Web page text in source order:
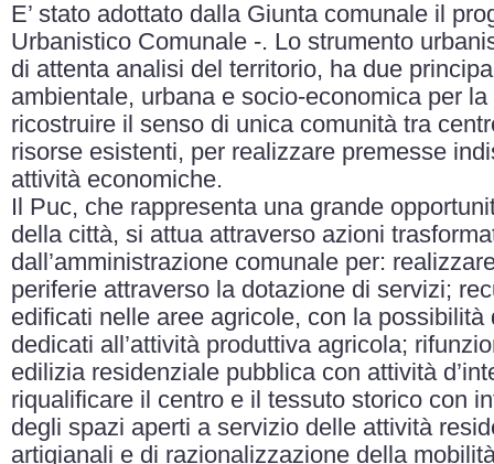
E’ stato adottato dalla Giunta comunale il
Urbanistico Comunale -. Lo strumento
di attenta analisi del territorio, ha due
ambientale, urbana e socio-economica per
ricostruire il senso di unica comunità tra
risorse esistenti, per realizzare premesse
attività economiche.
Il Puc, che rappresenta una grande
della città, si attua attraverso azioni
dall’amministrazione comunale per:
periferie attraverso la dotazione di servizi;
edificati nelle aree agricole, con la
dedicati all’attività produttiva agricola;
edilizia residenziale pubblica con attività
riqualificare il centro e il tessuto storico con
degli spazi aperti a servizio delle attività
artigianali e di razionalizzazione della